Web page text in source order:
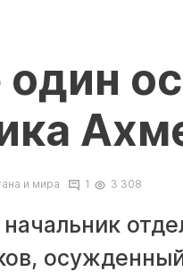
и мира 1 3 308